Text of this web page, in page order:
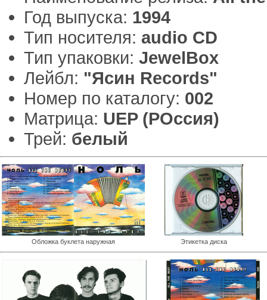
Год выпуска: 1994
Тип носителя: audio CD
Тип упаковки: JewelBox
Лейбл: "Ясин Records"
Номер по каталогу: 002
Матрица: UEP (РОссия)
Трей: белый
Обложка буклета наружная Этикетка диска